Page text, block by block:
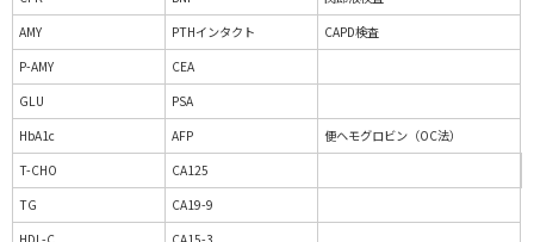
AMY
PTHインタクト
CAPD検査
P-AMY
CEA
GLU
PSA
HbA1c
AFP
便ヘモグロビン（OC法）
T-CHO
CA125
TG
CA19-9